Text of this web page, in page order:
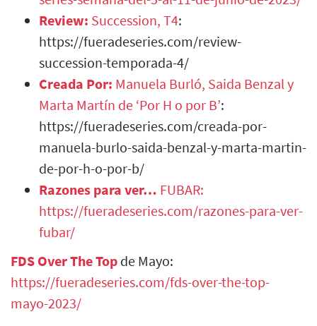
Review: Succession, T4:
https://fueradeseries.com/review-
succession-temporada-4/
Creada Por: Manuela Burló, Saida Benzal y
Marta Martín de ‘Por H o por B’:
https://fueradeseries.com/creada-por-
manuela-burlo-saida-benzal-y-marta-martin-
de-por-h-o-por-b/
Razones para ver… FUBAR:
https://fueradeseries.com/razones-para-ver-
fubar/
FDS Over The Top de Mayo:
https://fueradeseries.com/fds-over-the-top-
mayo-2023/